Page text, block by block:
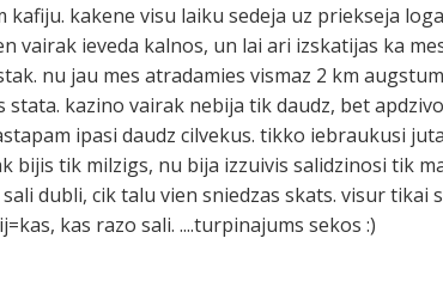
kafiju. kakene visu laiku sedeja uz priekseja
vairak ieveda kalnos, un lai ari izskatijas ka
nu jau mes atradamies vismaz 2 km
stata. kazino vairak nebija tik daudz, bet
ipasi daudz cilvekus. tikko iebraukusi
bijis tik milzigs, nu bija izzuivis salidzinosi tik
dubli, cik talu vien sniedzas skats. visur tikai
kas razo sali. ....turpinajums sekos :)